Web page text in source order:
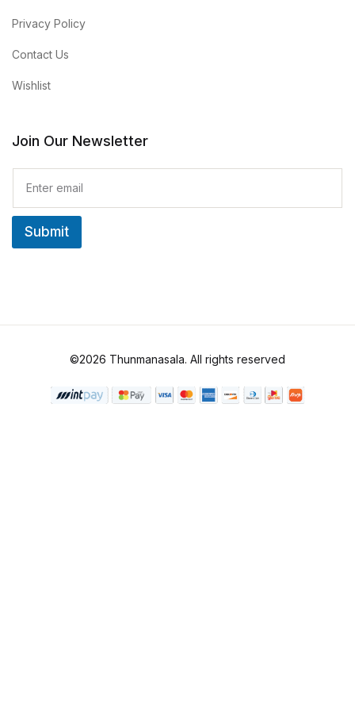
Privacy Policy
Contact Us
Wishlist
Join Our Newsletter
E
a
i
*
Submit
©2026 Thunmanasala. All rights reserved